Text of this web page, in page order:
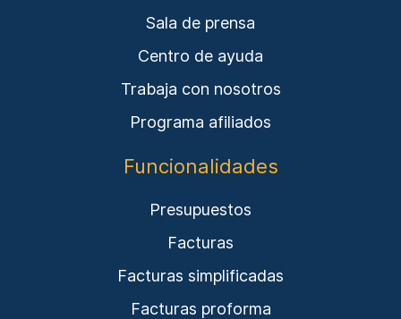
Sala de prensa
Centro de ayuda
Trabaja con nosotros
Programa afiliados
Funcionalidades
Presupuestos
Facturas
Facturas simplificadas
Facturas proforma